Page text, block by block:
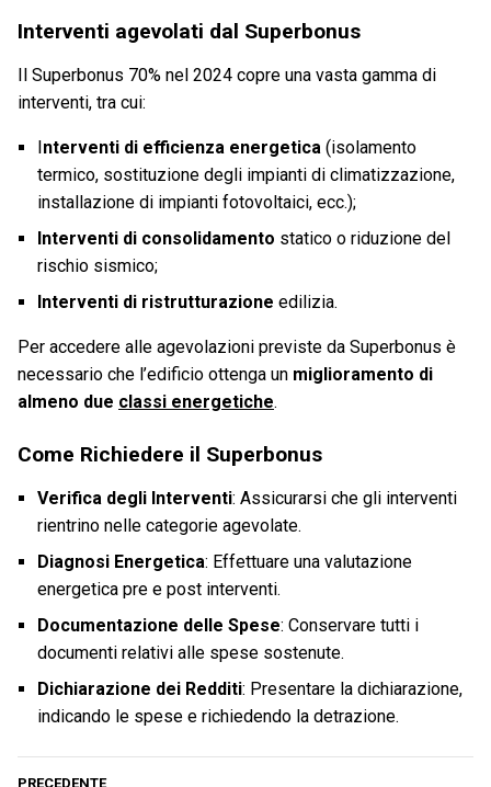
Interventi agevolati dal Superbonus
Il Superbonus 70% nel 2024 copre una vasta gamma di
interventi, tra cui:
nterventi di efficienza energetica(isolamento
termico, sostituzione degli impianti di climatizzazione,
installazione di impianti fotovoltaici, ecc.);
Interventi di consolidamento statico o riduzione del
rischio sismico;
Interventi di ristrutturazione edilizia.
Per accedere alle agevolazioni previste da Superbonus è
necessario che l’edificio ottenga un miglioramento di
almeno due classi energetiche.
Come Richiedere il Superbonus
Verifica degli Interventi: Assicurarsi che gli interventi
rientrino nelle categorie agevolate.
Diagnosi Energetica: Effettuare una valutazione
energetica pre e post interventi.
Documentazione delle Spese: Conservare tutti i
documenti relativi alle spese sostenute.
Dichiarazione dei Redditi: Presentare la dichiarazione,
indicando le spese e richiedendo la detrazione.
PRECEDENTE